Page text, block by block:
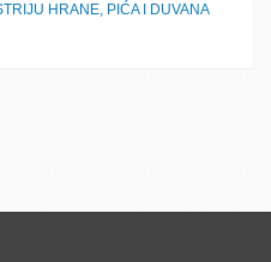
HRANE, PIĆA I DUVANA